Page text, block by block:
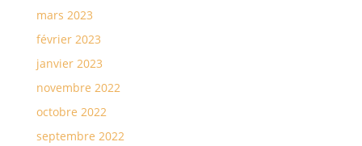
mars 2023
février 2023
janvier 2023
novembre 2022
octobre 2022
septembre 2022